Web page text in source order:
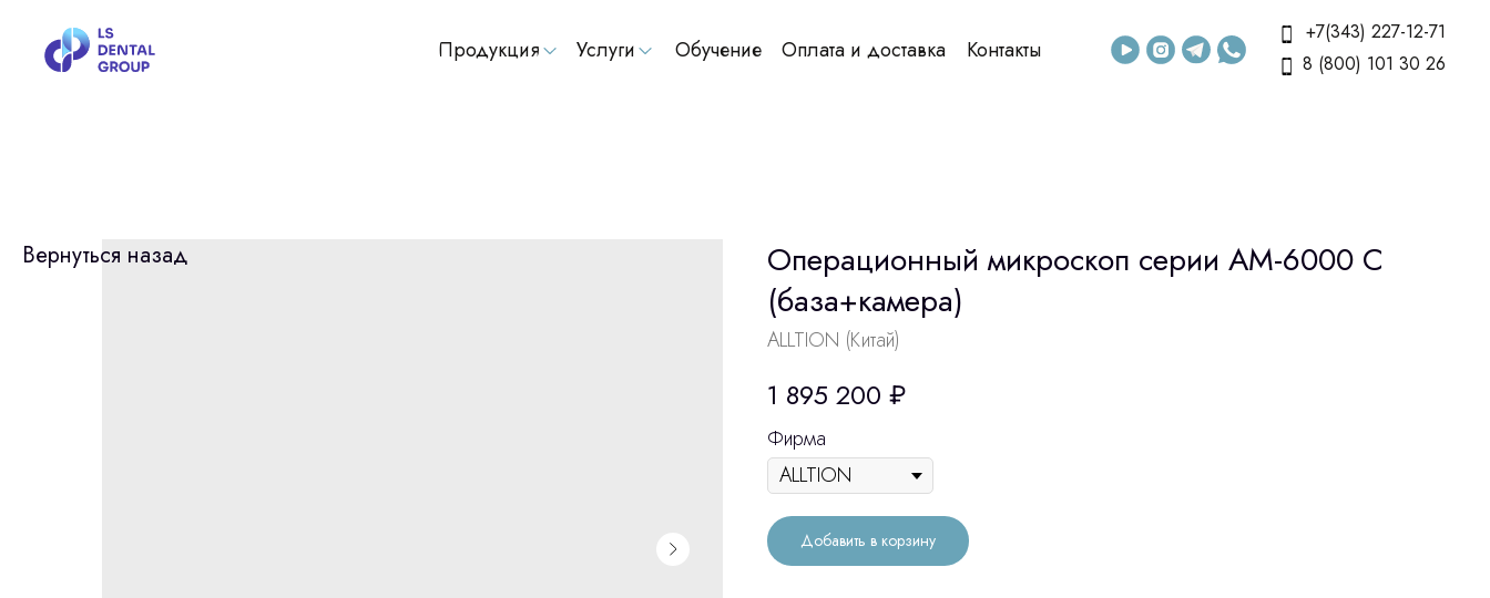
Обучение
Продукция Услуги Оплата и доставка Контакты
+7(343) 227-12-71
8 (800) 101 30 26
Вернуться назад
Операционный микроскоп серии АМ-6000 C
(база+камера)
ALLTION (Китай)
1 895 200 ₽
Фирма
Добавить в корзину